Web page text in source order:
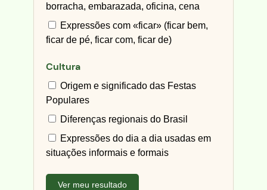
borracha, embarazada, oficina, cena
Expressões com «ficar» (ficar bem,
ficar de pé, ficar com, ficar de)
Cultura
Origem e significado das Festas
Populares
Diferenças regionais do Brasil
Expressões do dia a dia usadas em
situações informais e formais
Ver meu resultado